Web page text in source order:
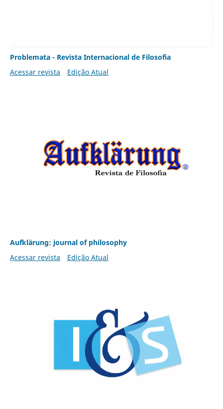
Problemata - Revista Internacional de Filosofia
Acessar revista
Edição Atual
Aufklärung: journal of philosophy
Acessar revista
Edição Atual